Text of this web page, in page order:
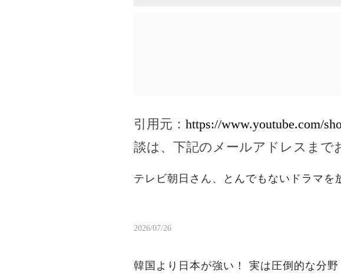
引用元： https://www.youtube.com/
談は、下記のメールアドレスまで
テレビ朝日さん、とんでもないドラマを
2026/07/26
韓国より日本が強い！ 実は圧倒的な分野